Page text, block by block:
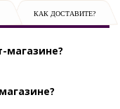
КАК ДОСТАВИТЕ?
магазине?